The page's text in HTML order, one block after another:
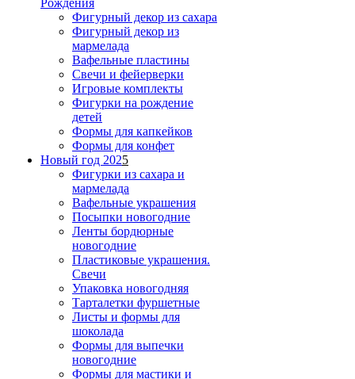
Фигурный декор из сахара
Фигурный декор из
мармелада
Вафельные пластины
Свечи и фейерверки
Игровые комплекты
Фигурки на рождение
детей
Формы для капкейков
Формы для конфет
Новый год 2025
Фигурки из сахара и
мармелада
Вафельные украшения
Посыпки новогодние
Ленты бордюрные
новогодние
Пластиковые украшения.
Свечи
Упаковка новогодняя
Тарталетки фуршетные
Листы и формы для
шоколада
Формы для выпечки
новогодние
Формы для мастики и